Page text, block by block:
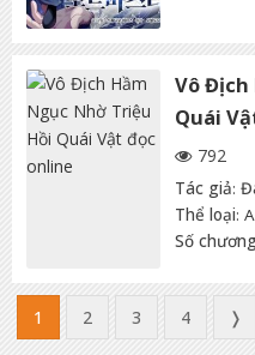
Vô Địch
Quái
792
Tác giả:
Thể loại:
Số
1 2 3 4 ❭